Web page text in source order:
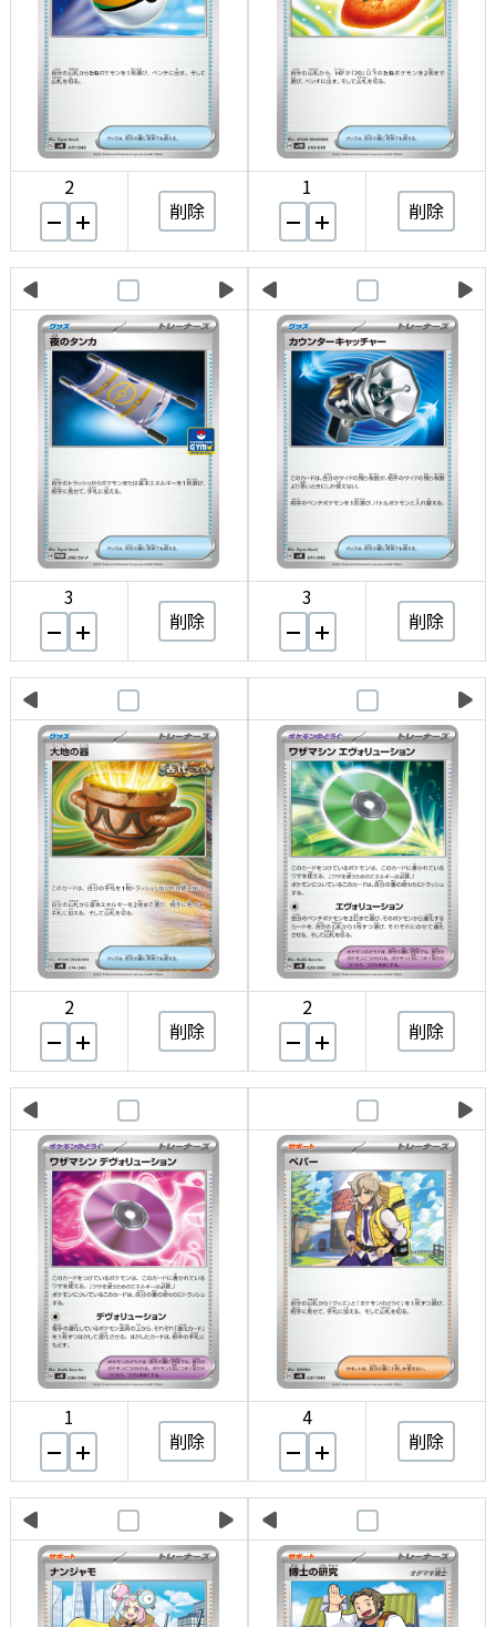
2
削除
1
削除
3
削除
3
削除
2
削除
2
削除
1
削除
4
削除